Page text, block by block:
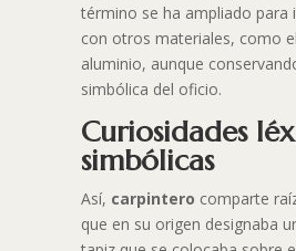
término se ha ampliado para
con otros materiales, como
aluminio, aunque
simbólica del oficio.
Curiosidades
simbólicas
Así, carpintero comparte
que en su origen designaba